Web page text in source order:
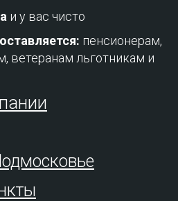
и у вас чисто
пенсионерам,
ветеранам льготникам и